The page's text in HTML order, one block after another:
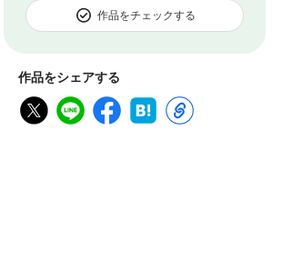
作品をチェックする
作品をシェアする